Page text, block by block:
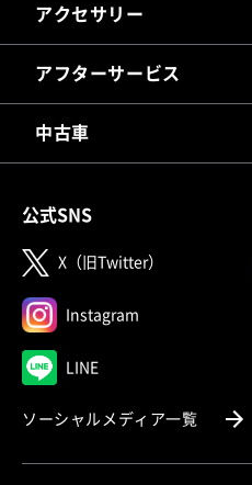
アクセサリー
アフターサービス
中古車
公式SNS
X（旧Twitter） （別ウィン
Instagram （別ウィンドウ
LINE（別ウィンドウで開
ソーシャルメディア一覧（別ウ